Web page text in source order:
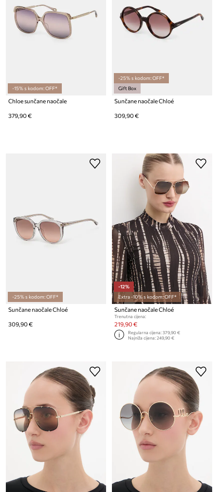
-15% s kodom: OFF*
Chloe sunčane naočale
379,90 €
-25% s kodom: OFF*
Gift Box
Sunčane naočale Chloé
309,90 €
-25% s kodom: OFF*
Sunčane naočale Chloé
309,90 €
-12%
Extra -10% s kodom: OFF*
Sunčane naočale Chloé
Trenutna cijena:
219,90 €
Regularna cijena:379,90 €
Najniža cijena:249,90 €